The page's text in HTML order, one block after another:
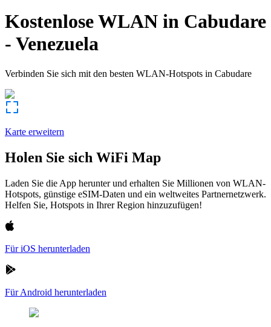
Kostenlose WLAN in Cabudare
- Venezuela
Verbinden Sie sich mit den besten WLAN-Hotspots in Cabudare
Karte erweitern
Holen Sie sich WiFi Map
Laden Sie die App herunter und erhalten Sie Millionen von WLAN-
Hotspots, günstige eSIM-Daten und ein weltweites Partnernetzwerk.
Helfen Sie, Hotspots in Ihrer Region hinzuzufügen!
Für iOS herunterladen
Für Android herunterladen